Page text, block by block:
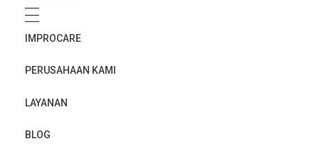
IMPROCARE
PERUSAHAAN KAMI
LAYANAN
BLOG